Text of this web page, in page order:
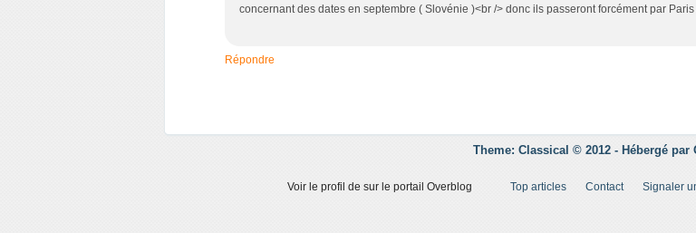
concernant des dates en septembre ( Slovénie )<br /> donc ils passeront forcément par
Répondre
Theme: Classical © 2012 - Hébergé par
Voir le profil de sur le portail Overblog Top articles Contact Signaler